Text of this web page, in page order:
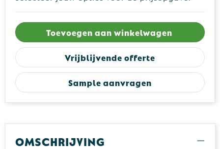
Toevoegen aan winkelwagen
Vrijblijvende offerte
Sample aanvragen
Omschrijving